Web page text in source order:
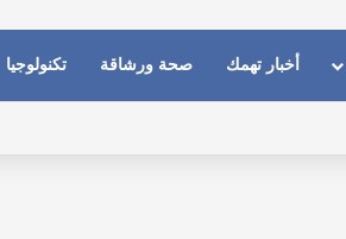
أخبار تهمك صحة ورشاقة تكنولوجيا